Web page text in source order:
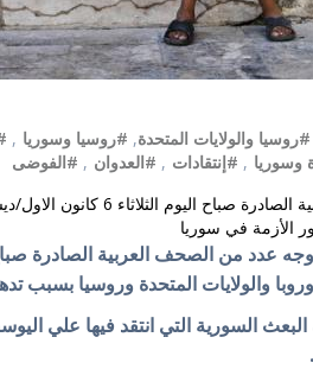
#روسيا والولايات المتحدة, #روسيا وسوريا ,
وسوريا , #إنتقادات , #العدوان , #الفوضى
وجه عدد من الصحف العربية
الأزمة في سوريا
والولايات المتحدة وروسيا بسبب
السورية التي انتقد فيها علي